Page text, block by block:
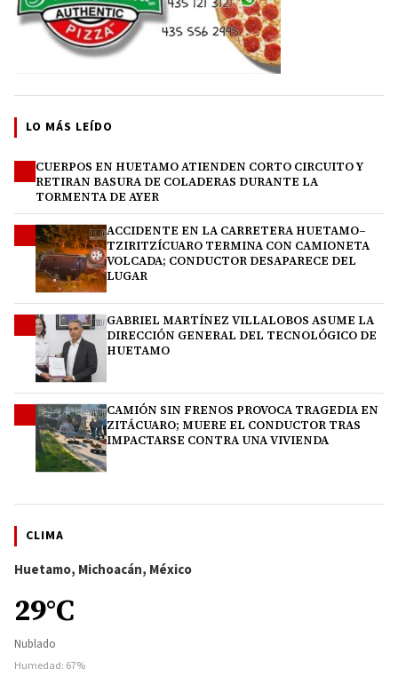
LO MÁS LEÍDO
CUERPOS EN HUETAMO ATIENDEN CORTO CIRCUITO Y
RETIRAN BASURA DE COLADERAS DURANTE LA
TORMENTA DE AYER
ACCIDENTE EN LA CARRETERA HUETAMO–
TZIRITZÍCUARO TERMINA CON CAMIONETA
VOLCADA; CONDUCTOR DESAPARECE DEL
LUGAR
GABRIEL MARTÍNEZ VILLALOBOS ASUME LA
DIRECCIÓN GENERAL DEL TECNOLÓGICO DE
HUETAMO
CAMIÓN SIN FRENOS PROVOCA TRAGEDIA EN
ZITÁCUARO; MUERE EL CONDUCTOR TRAS
IMPACTARSE CONTRA UNA VIVIENDA
CLIMA
Huetamo, Michoacán, México
29°C
Nublado
Humedad: 67%